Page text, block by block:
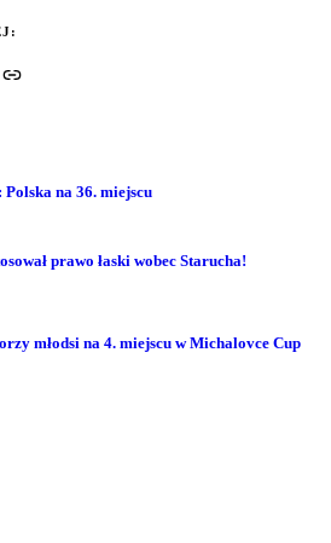
na 36. miejscu
prawo łaski wobec Starucha!
Młodzież: juniorzy młodsi na 4. miejscu w Michalovce Cup